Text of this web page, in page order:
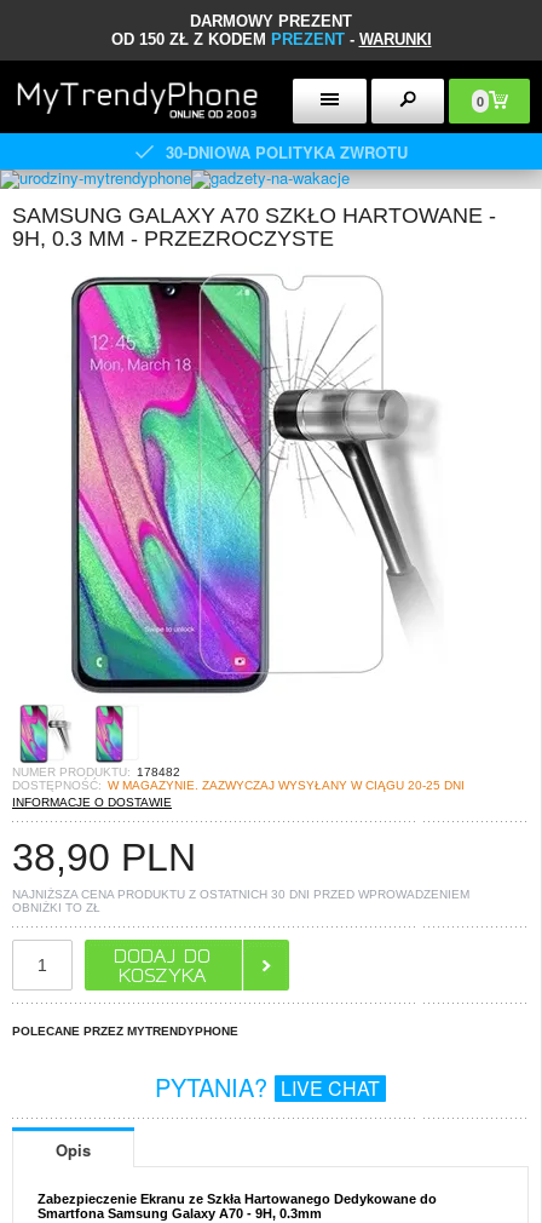
DARMOWY PREZENT
OD 150 ZŁ Z KODEM PREZENT- WARUNKI
0
30-DNIOWA POLITYKA ZWROTU
SAMSUNG GALAXY A70 SZKŁO HARTOWANE -
9H, 0.3 MM - PRZEZROCZYSTE
NUMER PRODUKTU:
178482
DOSTĘPNOŚĆ: W MAGAZYNIE. ZAZWYCZAJ WYSYŁANY W CIĄGU 20-25 DNI
INFORMACJE O DOSTAWIE
38,90 PLN
NAJNIŻSZA CENA PRODUKTU Z OSTATNICH 30 DNI PRZED WPROWADZENIEM
OBNIŻKI TO ZŁ
POLECANE PRZEZ MYTRENDYPHONE
PYTANIA? LIVE CHAT
Opis
Zabezpieczenie Ekranu ze Szkła Hartowanego Dedykowane do
Smartfona Samsung Galaxy A70 - 9H, 0.3mm